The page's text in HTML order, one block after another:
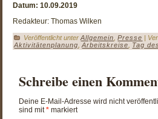
Datum: 10.09.2019
Redakteur: Thomas Wilken
Veröffentlicht unter Allgemein ,Presse |
Aktivitätenplanung ,Arbeitskreise Tag
Schreibe einen
Deine E-Mail-Adresse wird nicht
sind mit* markiert